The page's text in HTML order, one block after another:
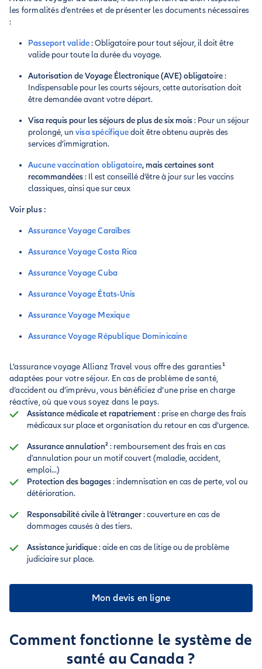
les formalités d’entrées et de présenter les documents nécessaires
:
Passeport valide: Obligatoire pour tout séjour, il doit être
valide pour toute la durée du voyage.
Autorisation de Voyage Électronique (AVE) obligatoire:
Indispensable pour les courts séjours, cette autorisation doit
être demandée avant votre départ.
Visa requis pour les séjours de plus de six mois: Pour un séjour
prolongé, un visa spécifiquedoit être obtenu auprès des
services d’immigration.
Aucune vaccination obligatoire, mais certaines sont
recommandées: Il est conseillé d’être à jour sur les vaccins
classiques, ainsi que sur ceux
Voir plus :
Assurance Voyage Caraïbes
Assurance Voyage Costa Rica
Assurance Voyage Cuba
Assurance Voyage États-Unis
Assurance Voyage Mexique
Assurance Voyage République Dominicaine
L’assurance voyage Allianz Travel vous offre des garanties¹
adaptées pour votre séjour. En cas de problème de santé,
d’accident ou d’imprévu, vous bénéficiez d’une prise en charge
réactive, où que vous soyez dans le pays.
Assistance médicale et rapatriement: prise en charge des frais
médicaux sur place et organisation du retour en cas d’urgence.
Assurance annulation²: remboursementdes frais en cas
d'annulation pour un motif couvert (maladie, accident,
emploi...)
Protection des bagages: indemnisation en cas de perte, vol ou
détérioration.
Responsabilité civile à l’étranger: couverture en cas de
dommages causés à des tiers.
Assistance juridique: aide en cas de litige ou de problème
judiciaire sur place.
Mon devis en ligne
Comment fonctionne le système de
santé au Canada ?